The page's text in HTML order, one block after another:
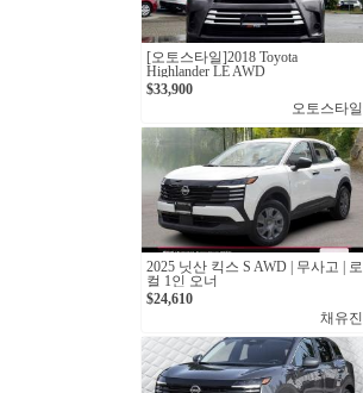
[오토스타일]2018 Toyota
Highlander LE AWD
$33,900
오토스타일
2025 닛산 킥스 S AWD | 무사고 | 로
컬 1인 오너
$24,610
채유진